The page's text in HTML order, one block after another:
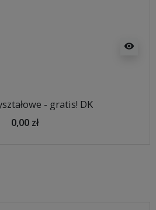
visibility
- gratis! DK
0,00 zł